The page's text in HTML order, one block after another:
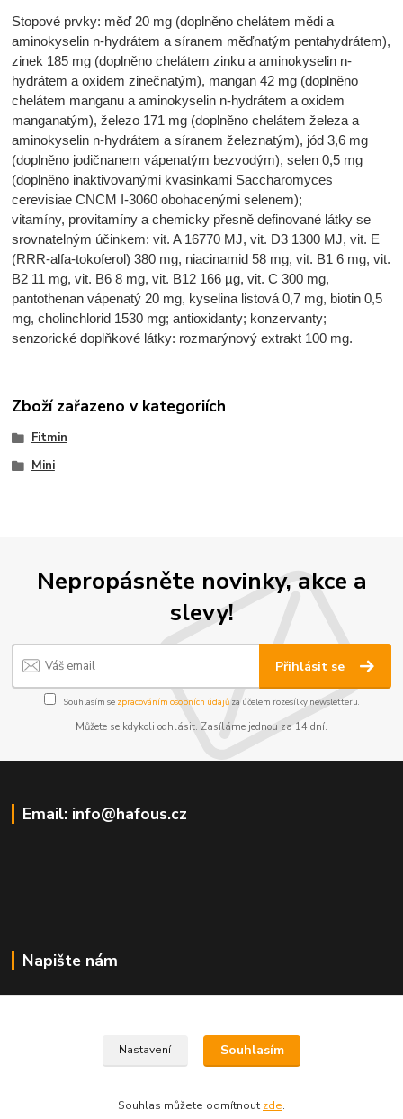
Stopové prvky: měď 20 mg (doplněno chelátem mědi a
aminokyselin n-hydrátem a síranem měďnatým pentahydrátem),
zinek 185 mg (doplněno chelátem zinku a aminokyselin n-
hydrátem a oxidem zinečnatým), mangan 42 mg (doplněno
chelátem manganu a aminokyselin n-hydrátem a oxidem
manganatým), železo 171 mg (doplněno chelátem železa a
aminokyselin n-hydrátem a síranem železnatým), jód 3,6 mg
(doplněno jodičnanem vápenatým bezvodým), selen 0,5 mg
(doplněno inaktivovanými kvasinkami Saccharomyces
cerevisiae CNCM I-3060 obohacenými selenem);
vitamíny, provitamíny a chemicky přesně definované látky se
srovnatelným účinkem: vit. A 16770 MJ, vit. D3 1300 MJ, vit. E
(RRR-alfa-tokoferol) 380 mg, niacinamid 58 mg, vit. B1 6 mg, vit.
B2 11 mg, vit. B6 8 mg, vit. B12 166 µg, vit. C 300 mg,
pantothenan vápenatý 20 mg, kyselina listová 0,7 mg, biotin 0,5
mg, cholinchlorid 1530 mg; antioxidanty; konzervanty;
senzorické doplňkové látky: rozmarýnový extrakt 100 mg.
Zboží zařazeno v kategoriích
Fitmin
Mini
Nepropásněte novinky, akce a
slevy!
Přihlásit se
Souhlasím se zpracováním osobních údajůza účelem rozesílky newsletteru.
Můžete se kdykoli odhlásit. Zasíláme jednou za 14 dní.
Email: info@hafous.cz
Napište nám
Nastavení Souhlasím
Souhlas můžete odmítnout zde.